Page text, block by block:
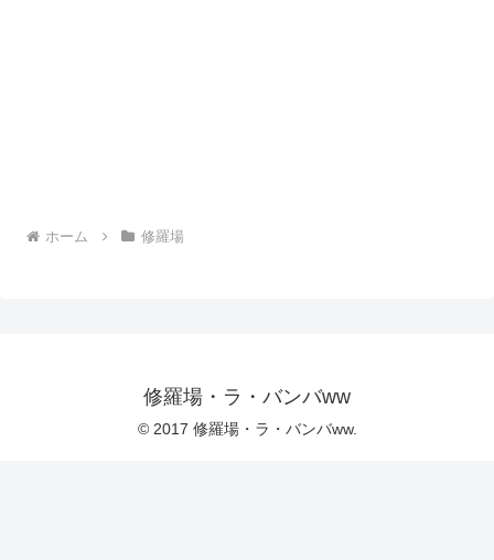
ホーム 修羅場
修羅場・ラ・バンバww
© 2017 修羅場・ラ・バンバww.